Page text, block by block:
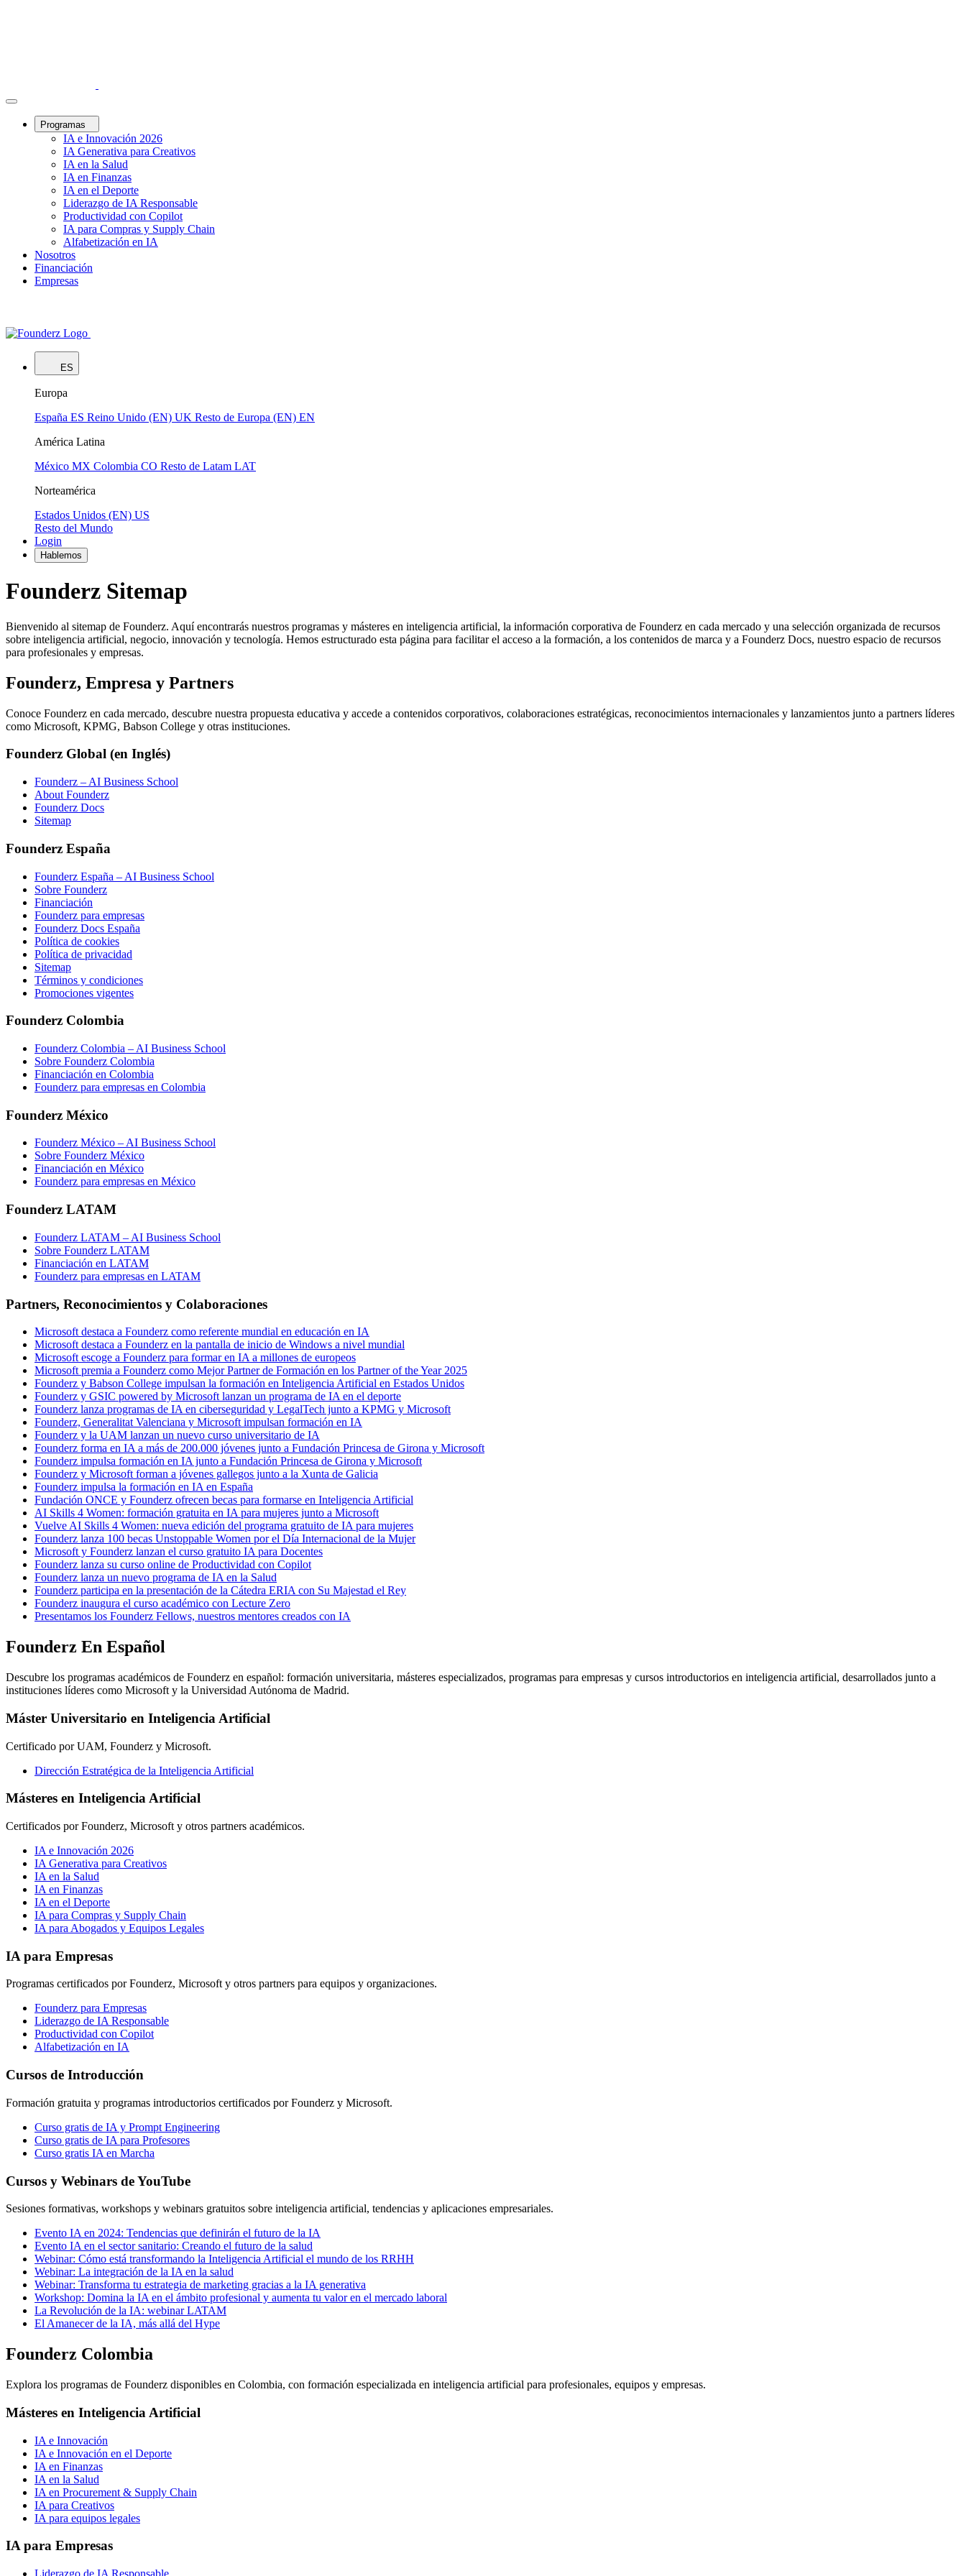
Programas
IA e Innovación 2026
IA Generativa para Creativos
IA en la Salud
IA en Finanzas
IA en el Deporte
Liderazgo de IA Responsable
Productividad con Copilot
IA para Compras y Supply Chain
Alfabetización en IA
Nosotros
Financiación
Empresas
ES
Europa
España ES Reino Unido (EN) UK Resto de Europa (EN) EN
América Latina
México MX Colombia CO Resto de Latam LAT
Norteamérica
Estados Unidos (EN) US
Resto del Mundo
Login
Hablemos
Founderz Sitemap
Bienvenido al sitemap de Founderz. Aquí encontrarás nuestros programas y másteres en inteligencia artificial, la información corporativa de Founderz en cada mercado y una selección organizada de recursos
sobre inteligencia artificial, negocio, innovación y tecnología. Hemos estructurado esta página para facilitar el acceso a la formación, a los contenidos de marca y a Founderz Docs, nuestro espacio de recursos
para profesionales y empresas.
Founderz, Empresa y Partners
Conoce Founderz en cada mercado, descubre nuestra propuesta educativa y accede a contenidos corporativos, colaboraciones estratégicas, reconocimientos internacionales y lanzamientos junto a partners líderes
como Microsoft, KPMG, Babson College y otras instituciones.
Founderz Global (en Inglés)
Founderz – AI Business School
About Founderz
Founderz Docs
Sitemap
Founderz España
Founderz España – AI Business School
Sobre Founderz
Financiación
Founderz para empresas
Founderz Docs España
Política de cookies
Política de privacidad
Sitemap
Términos y condiciones
Promociones vigentes
Founderz Colombia
Founderz Colombia – AI Business School
Sobre Founderz Colombia
Financiación en Colombia
Founderz para empresas en Colombia
Founderz México
Founderz México – AI Business School
Sobre Founderz México
Financiación en México
Founderz para empresas en México
Founderz LATAM
Founderz LATAM – AI Business School
Sobre Founderz LATAM
Financiación en LATAM
Founderz para empresas en LATAM
Partners, Reconocimientos y Colaboraciones
Microsoft destaca a Founderz como referente mundial en educación en IA
Microsoft destaca a Founderz en la pantalla de inicio de Windows a nivel mundial
Microsoft escoge a Founderz para formar en IA a millones de europeos
Microsoft premia a Founderz como Mejor Partner de Formación en los Partner of the Year 2025
Founderz y Babson College impulsan la formación en Inteligencia Artificial en Estados Unidos
Founderz y GSIC powered by Microsoft lanzan un programa de IA en el deporte
Founderz lanza programas de IA en ciberseguridad y LegalTech junto a KPMG y Microsoft
Founderz, Generalitat Valenciana y Microsoft impulsan formación en IA
Founderz y la UAM lanzan un nuevo curso universitario de IA
Founderz forma en IA a más de 200.000 jóvenes junto a Fundación Princesa de Girona y Microsoft
Founderz impulsa formación en IA junto a Fundación Princesa de Girona y Microsoft
Founderz y Microsoft forman a jóvenes gallegos junto a la Xunta de Galicia
Founderz impulsa la formación en IA en España
Fundación ONCE y Founderz ofrecen becas para formarse en Inteligencia Artificial
AI Skills 4 Women: formación gratuita en IA para mujeres junto a Microsoft
Vuelve AI Skills 4 Women: nueva edición del programa gratuito de IA para mujeres
Founderz lanza 100 becas Unstoppable Women por el Día Internacional de la Mujer
Microsoft y Founderz lanzan el curso gratuito IA para Docentes
Founderz lanza su curso online de Productividad con Copilot
Founderz lanza un nuevo programa de IA en la Salud
Founderz participa en la presentación de la Cátedra ERIA con Su Majestad el Rey
Founderz inaugura el curso académico con Lecture Zero
Presentamos los Founderz Fellows, nuestros mentores creados con IA
Founderz En Español
Descubre los programas académicos de Founderz en español: formación universitaria, másteres especializados, programas para empresas y cursos introductorios en inteligencia artificial, desarrollados junto a
instituciones líderes como Microsoft y la Universidad Autónoma de Madrid.
Máster Universitario en Inteligencia Artificial
Certificado por UAM, Founderz y Microsoft.
Dirección Estratégica de la Inteligencia Artificial
Másteres en Inteligencia Artificial
Certificados por Founderz, Microsoft y otros partners académicos.
IA e Innovación 2026
IA Generativa para Creativos
IA en la Salud
IA en Finanzas
IA en el Deporte
IA para Compras y Supply Chain
IA para Abogados y Equipos Legales
IA para Empresas
Programas certificados por Founderz, Microsoft y otros partners para equipos y organizaciones.
Founderz para Empresas
Liderazgo de IA Responsable
Productividad con Copilot
Alfabetización en IA
Cursos de Introducción
Formación gratuita y programas introductorios certificados por Founderz y Microsoft.
Curso gratis de IA y Prompt Engineering
Curso gratis de IA para Profesores
Curso gratis IA en Marcha
Cursos y Webinars de YouTube
Sesiones formativas, workshops y webinars gratuitos sobre inteligencia artificial, tendencias y aplicaciones empresariales.
Evento IA en 2024: Tendencias que definirán el futuro de la IA
Evento IA en el sector sanitario: Creando el futuro de la salud
Webinar: Cómo está transformando la Inteligencia Artificial el mundo de los RRHH
Webinar: La integración de la IA en la salud
Webinar: Transforma tu estrategia de marketing gracias a la IA generativa
Workshop: Domina la IA en el ámbito profesional y aumenta tu valor en el mercado laboral
La Revolución de la IA: webinar LATAM
El Amanecer de la IA, más allá del Hype
Founderz Colombia
Explora los programas de Founderz disponibles en Colombia, con formación especializada en inteligencia artificial para profesionales, equipos y empresas.
Másteres en Inteligencia Artificial
IA e Innovación
IA e Innovación en el Deporte
IA en Finanzas
IA en la Salud
IA en Procurement & Supply Chain
IA para Creativos
IA para equipos legales
IA para Empresas
Liderazgo de IA Responsable